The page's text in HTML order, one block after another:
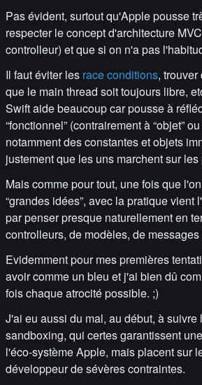
Pas évident, surtout qu'Apple pousse
respecter le concept d'architecture
controlleur) et que si on n'a pas
Il faut éviter les race conditions,
que le main thread soit toujours libre,
Swift aide beaucoup car pousse à
“fonctionnel” (contrairement à “objet”
notamment des constantes et objets
justement que les uns marchent sur
Mais comme pour tout, une fois que
“grandes idées”, avec la pratique vient
par penser presque naturellement en
controlleurs, de modèles, de
Evidemment pour mes premières
avoir comme un bleu et j'ai bien dû
fois chaque atrocité possible. ;)
J'ai eu aussi du mal, au début, à suivre
sandboxing, qui certes garantissent
l'éco-système Apple, mais placent sur
développeur de sévères contraintes.